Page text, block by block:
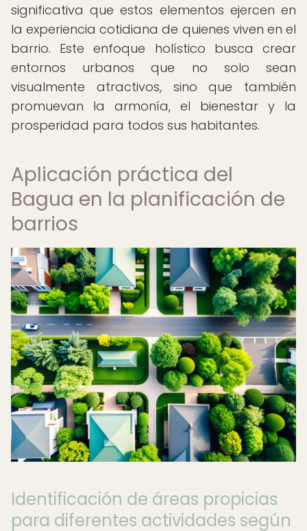
significativa que estos elementos ejercen en
la experiencia cotidiana de quienes viven en el
barrio. Este enfoque holístico busca crear
entornos urbanos que no solo sean
visualmente atractivos, sino que también
promuevan la armonía, el bienestar y la
prosperidad para todos sus habitantes.
Aplicación práctica del
Bagua en la planificación de
barrios
Identificación de áreas propicias
para diferentes actividades según